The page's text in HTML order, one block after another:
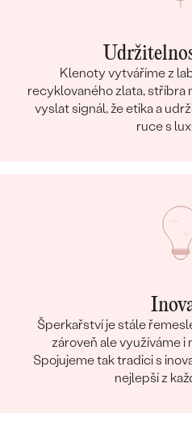
Klenoty vytváříme z
recyklovaného zlata, stříbra
vyslat signál, že etika a
ruce s
Šperkařství je stále
zároveň ale využíváme
Spojujeme tak tradici s
nejlepší z